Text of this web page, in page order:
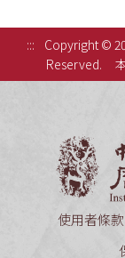
:::
Copyright ©
Reserved.
使用者條